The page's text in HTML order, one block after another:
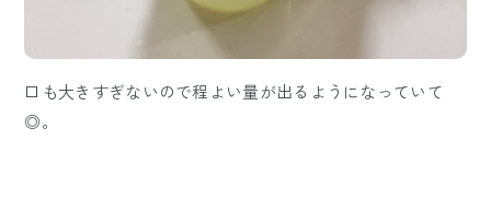
口も大きすぎないので程よい量が出るようになっていて
◎。